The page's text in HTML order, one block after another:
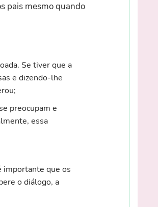
pais mesmo quando
Se tiver que a
e dizendo-lhe
preocupam e
essa
importante que os
o diálogo, a